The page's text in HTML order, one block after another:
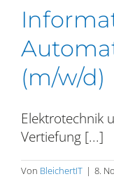
(m/w/d)
Elektrotechnik
Vertiefung [...]
Von BleichertIT | 8.